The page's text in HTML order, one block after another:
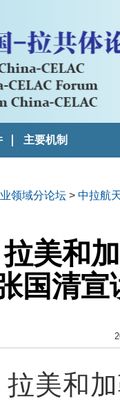
主要机制
领域分论坛 > 中拉航
美和
国清
拉美和